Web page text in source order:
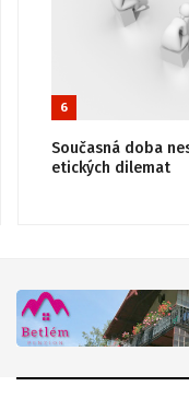
6
Současná doba
etických dilemat